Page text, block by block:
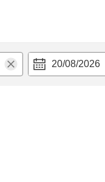
20/08/2026